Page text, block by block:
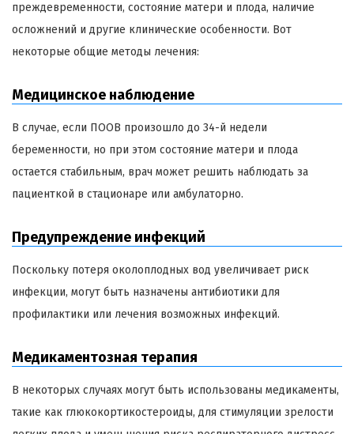
преждевременности, состояние матери и плода, наличие
осложнений и другие клинические особенности. Вот
некоторые общие методы лечения:
Медицинское наблюдение
В случае, если ПООВ произошло до 34-й недели
беременности, но при этом состояние матери и плода
остается стабильным, врач может решить наблюдать за
пациенткой в стационаре или амбулаторно.
Предупреждение инфекций
Поскольку потеря околоплодных вод увеличивает риск
инфекции, могут быть назначены антибиотики для
профилактики или лечения возможных инфекций.
Медикаментозная терапия
В некоторых случаях могут быть использованы медикаменты,
такие как глюкокортикостероиды, для стимуляции зрелости